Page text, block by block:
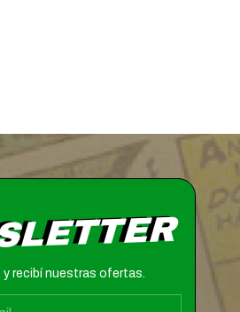
recibí nuestras ofertas.